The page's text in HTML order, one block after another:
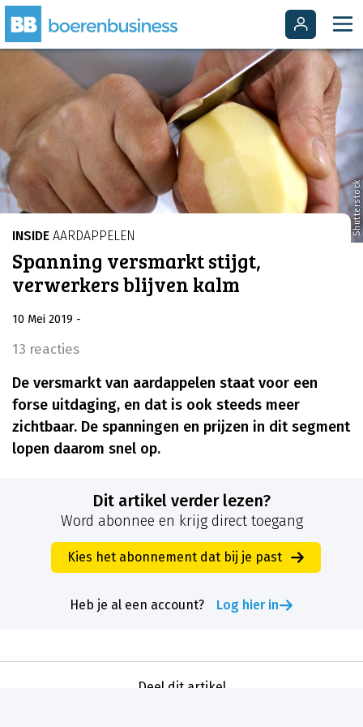
Shutterstock
INSIDE AARDAPPELEN
Spanning versmarkt stijgt,
verwerkers blijven kalm
10 Mei 2019 -
13 reacties
De versmarkt van aardappelen staat voor een
forse uitdaging, en dat is ook steeds meer
zichtbaar. De spanningen en prijzen in dit segment
lopen daarom snel op.
Dit artikel verder lezen?
Word abonnee en krijg direct toegang
Kies het abonnement dat bij je past
Heb je al een account? Log hier in
Deel dit artikel